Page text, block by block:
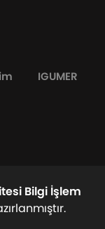
IGUMER
Bilgi İşlem